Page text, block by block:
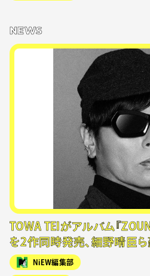
NEWS
TOWA TEIがアルバム『
を2作同時発売、細野晴臣ら
NiEW編集部